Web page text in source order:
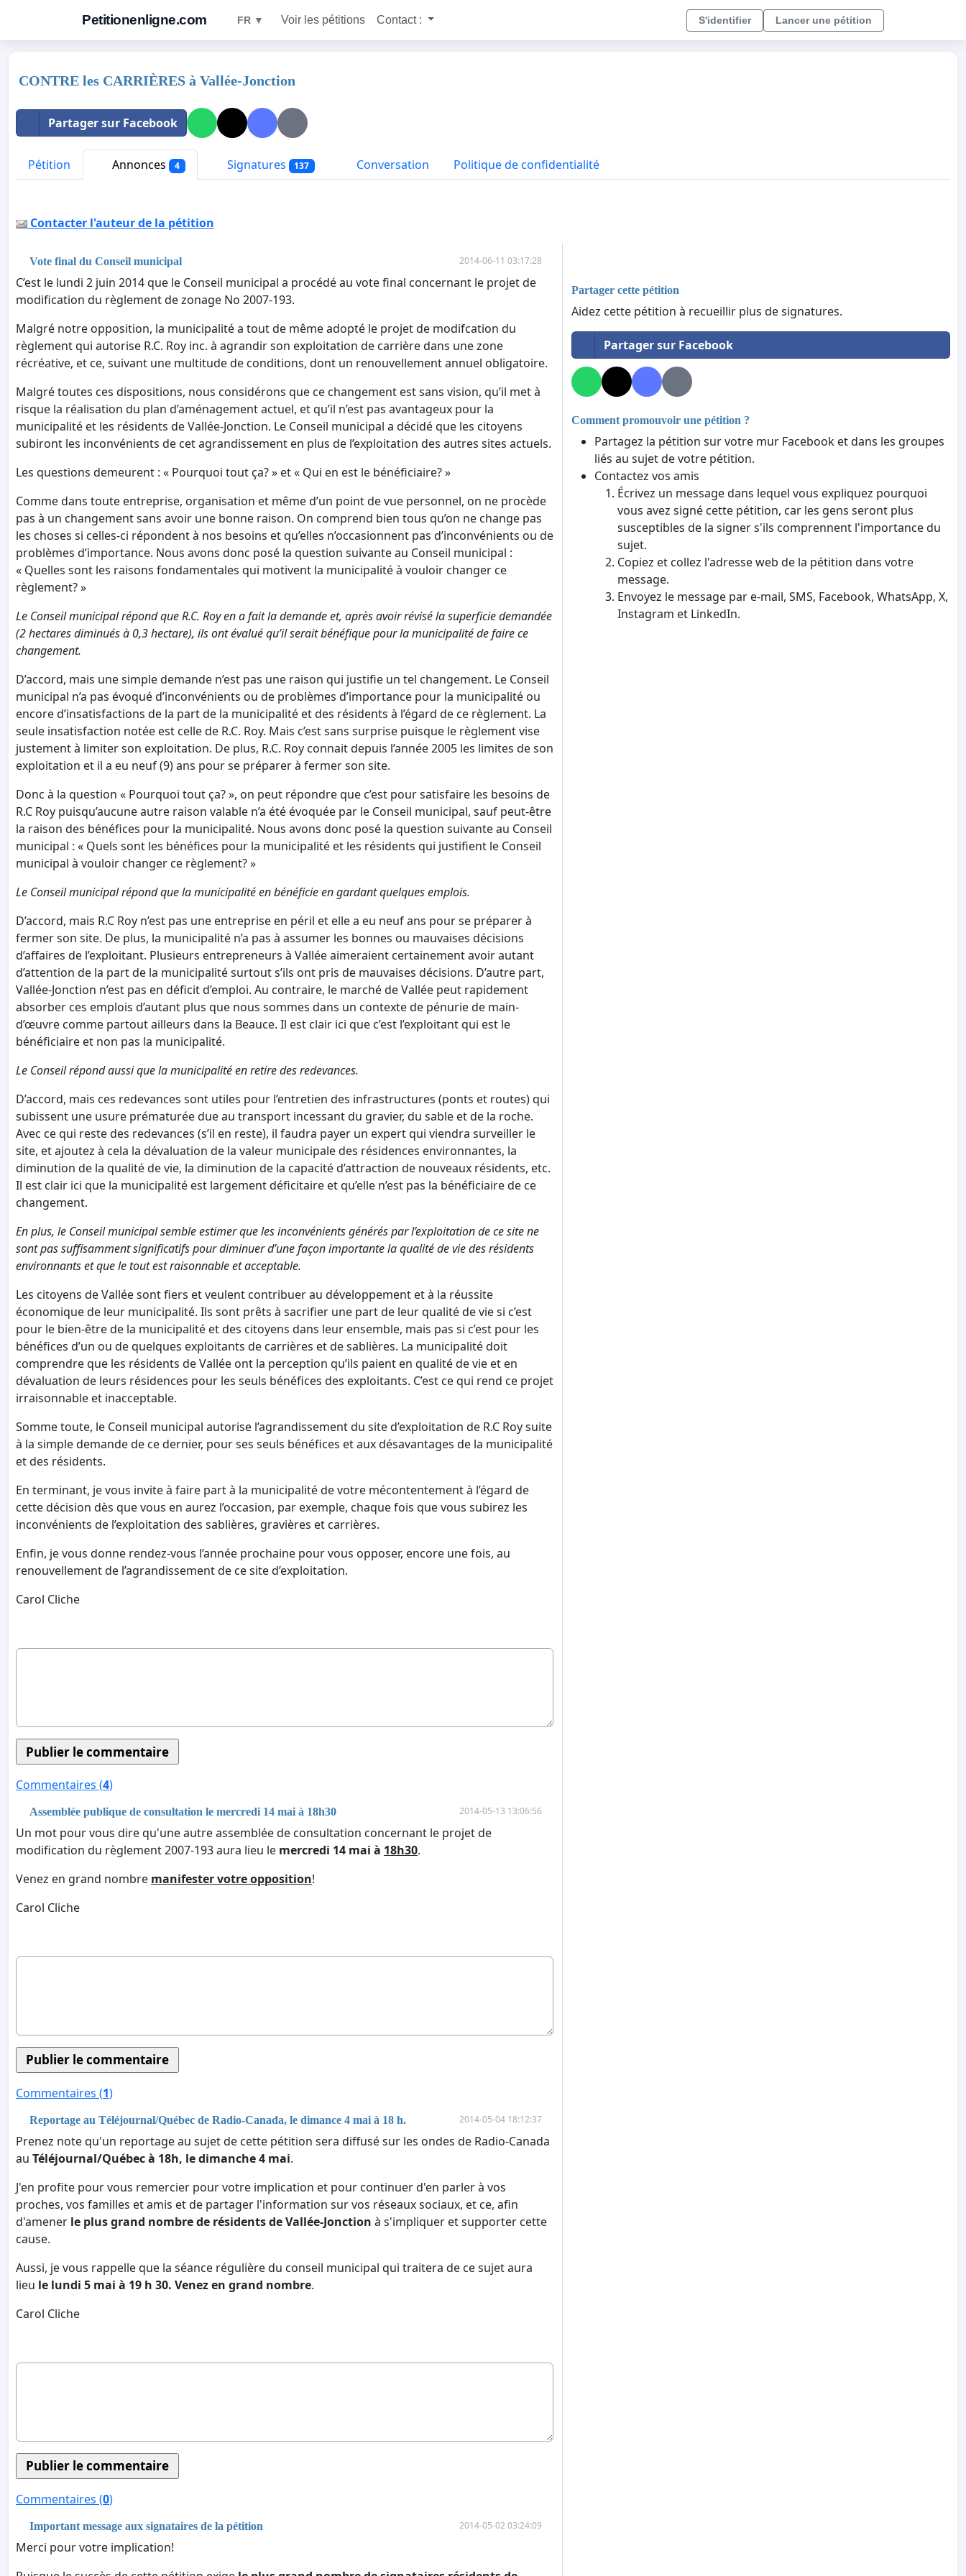
Petitionenligne.com FR ▼ Voir les pétitions Contact : S'identifier Lancer une pétition
CONTRE les CARRIÈRES à Vallée-Jonction
Partager sur Facebook
Pétition Annonces 4 Signatures 137 Conversation Politique de confidentialité
Contacter l'auteur de la pétition
Vote final du Conseil municipal 2014-06-11 03:17:28
C’est le lundi 2 juin 2014 que le Conseil municipal a procédé au vote final concernant le projet de
modification du règlement de zonage No 2007-193.
Malgré notre opposition, la municipalité a tout de même adopté le projet de modifcation du
règlement qui autorise R.C. Roy inc. à agrandir son exploitation de carrière dans une zone
récréative, et ce, suivant une multitude de conditions, dont un renouvellement annuel obligatoire.
Malgré toutes ces dispositions, nous considérons que ce changement est sans vision, qu’il met à
risque la réalisation du plan d’aménagement actuel, et qu’il n’est pas avantageux pour la
municipalité et les résidents de Vallée-Jonction. Le Conseil municipal a décidé que les citoyens
subiront les inconvénients de cet agrandissement en plus de l’exploitation des autres sites actuels.
Les questions demeurent : « Pourquoi tout ça? » et « Qui en est le bénéficiaire? »
Comme dans toute entreprise, organisation et même d’un point de vue personnel, on ne procède
pas à un changement sans avoir une bonne raison. On comprend bien tous qu’on ne change pas
les choses si celles-ci répondent à nos besoins et qu’elles n’occasionnent pas d’inconvénients ou de
problèmes d’importance. Nous avons donc posé la question suivante au Conseil municipal :
« Quelles sont les raisons fondamentales qui motivent la municipalité à vouloir changer ce
règlement? »
Le Conseil municipal répond que R.C. Roy en a fait la demande et, après avoir révisé la superficie demandée
(2 hectares diminués à 0,3 hectare), ils ont évalué qu’il serait bénéfique pour la municipalité de faire ce
changement.
D’accord, mais une simple demande n’est pas une raison qui justifie un tel changement. Le Conseil
municipal n’a pas évoqué d’inconvénients ou de problèmes d’importance pour la municipalité ou
encore d’insatisfactions de la part de la municipalité et des résidents à l’égard de ce règlement. La
seule insatisfaction notée est celle de R.C. Roy. Mais c’est sans surprise puisque le règlement vise
justement à limiter son exploitation. De plus, R.C. Roy connait depuis l’année 2005 les limites de son
exploitation et il a eu neuf (9) ans pour se préparer à fermer son site.
Donc à la question « Pourquoi tout ça? », on peut répondre que c’est pour satisfaire les besoins de
R.C Roy puisqu’aucune autre raison valable n’a été évoquée par le Conseil municipal, sauf peut-être
la raison des bénéfices pour la municipalité. Nous avons donc posé la question suivante au Conseil
municipal : « Quels sont les bénéfices pour la municipalité et les résidents qui justifient le Conseil
municipal à vouloir changer ce règlement? »
Le Conseil municipal répond que la municipalité en bénéficie en gardant quelques emplois.
D’accord, mais R.C Roy n’est pas une entreprise en péril et elle a eu neuf ans pour se préparer à
fermer son site. De plus, la municipalité n’a pas à assumer les bonnes ou mauvaises décisions
d’affaires de l’exploitant. Plusieurs entrepreneurs à Vallée aimeraient certainement avoir autant
d’attention de la part de la municipalité surtout s’ils ont pris de mauvaises décisions. D’autre part,
Vallée-Jonction n’est pas en déficit d’emploi. Au contraire, le marché de Vallée peut rapidement
absorber ces emplois d’autant plus que nous sommes dans un contexte de pénurie de main-
d’œuvre comme partout ailleurs dans la Beauce. Il est clair ici que c’est l’exploitant qui est le
bénéficiaire et non pas la municipalité.
Le Conseil répond aussi que la municipalité en retire des redevances.
D’accord, mais ces redevances sont utiles pour l’entretien des infrastructures (ponts et routes) qui
subissent une usure prématurée due au transport incessant du gravier, du sable et de la roche.
Avec ce qui reste des redevances (s’il en reste), il faudra payer un expert qui viendra surveiller le
site, et ajoutez à cela la dévaluation de la valeur municipale des résidences environnantes, la
diminution de la qualité de vie, la diminution de la capacité d’attraction de nouveaux résidents, etc.
Il est clair ici que la municipalité est largement déficitaire et qu’elle n’est pas la bénéficiaire de ce
changement.
En plus, le Conseil municipal semble estimer que les inconvénients générés par l’exploitation de ce site ne
sont pas suffisamment significatifs pour diminuer d’une façon importante la qualité de vie des résidents
environnants et que le tout est raisonnable et acceptable.
Les citoyens de Vallée sont fiers et veulent contribuer au développement et à la réussite
économique de leur municipalité. Ils sont prêts à sacrifier une part de leur qualité de vie si c’est
pour le bien-être de la municipalité et des citoyens dans leur ensemble, mais pas si c’est pour les
bénéfices d’un ou de quelques exploitants de carrières et de sablières. La municipalité doit
comprendre que les résidents de Vallée ont la perception qu’ils paient en qualité de vie et en
dévaluation de leurs résidences pour les seuls bénéfices des exploitants. C’est ce qui rend ce projet
irraisonnable et inacceptable.
Somme toute, le Conseil municipal autorise l’agrandissement du site d’exploitation de R.C Roy suite
à la simple demande de ce dernier, pour ses seuls bénéfices et aux désavantages de la municipalité
et des résidents.
En terminant, je vous invite à faire part à la municipalité de votre mécontentement à l’égard de
cette décision dès que vous en aurez l’occasion, par exemple, chaque fois que vous subirez les
inconvénients de l’exploitation des sablières, gravières et carrières.
Enfin, je vous donne rendez-vous l’année prochaine pour vous opposer, encore une fois, au
renouvellement de l’agrandissement de ce site d’exploitation.
Carol Cliche
Commentaires (4)
Assemblée publique de consultation le mercredi 14 mai à 18h30 2014-05-13 13:06:56
Un mot pour vous dire qu'une autre assemblée de consultation concernant le projet de
modification du règlement 2007-193 aura lieu le mercredi 14 mai à 18h30.
Venez en grand nombre manifester votre opposition!
Carol Cliche
Commentaires (1)
Reportage au Téléjournal/Québec de Radio-Canada, le dimance 4 mai à 18 h. 2014-05-04 18:12:37
Prenez note qu'un reportage au sujet de cette pétition sera diffusé sur les ondes de Radio-Canada
au Téléjournal/Québec à 18h, le dimanche 4 mai.
J'en profite pour vous remercier pour votre implication et pour continuer d'en parler à vos
proches, vos familles et amis et de partager l'information sur vos réseaux sociaux, et ce, afin
d'amener le plus grand nombre de résidents de Vallée-Jonction à s'impliquer et supporter cette
cause.
Aussi, je vous rappelle que la séance régulière du conseil municipal qui traitera de ce sujet aura
lieu le lundi 5 mai à 19 h 30. Venez en grand nombre.
Carol Cliche
Commentaires (0)
Important message aux signataires de la pétition 2014-05-02 03:24:09
Merci pour votre implication!
Partager cette pétition
Aidez cette pétition à recueillir plus de signatures.
Partager sur Facebook
Comment promouvoir une pétition ?
Partagez la pétition sur votre mur Facebook et dans les groupes
liés au sujet de votre pétition.
Contactez vos amis
Écrivez un message dans lequel vous expliquez pourquoi
vous avez signé cette pétition, car les gens seront plus
susceptibles de la signer s'ils comprennent l'importance du
sujet.
Copiez et collez l'adresse web de la pétition dans votre
message.
Envoyez le message par e-mail, SMS, Facebook, WhatsApp, X,
Instagram et LinkedIn.